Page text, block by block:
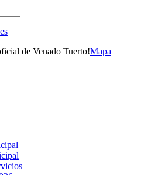
de Venado Tuerto!Mapa